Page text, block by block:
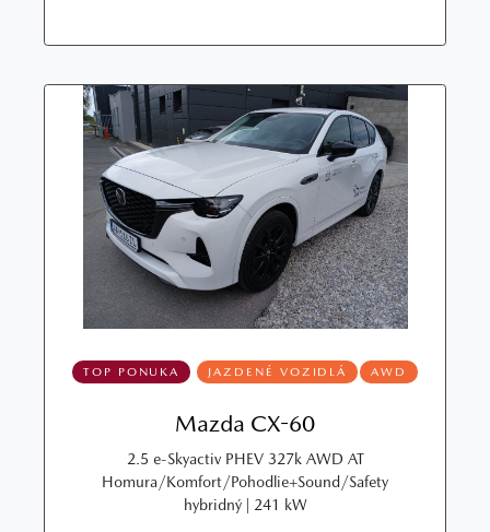
TOP PONUKA JAZDENÉ VOZIDLÁ AWD
Mazda CX-60
2.5 e-Skyactiv PHEV 327k AWD AT
Homura/Komfort/Pohodlie+Sound/Safety
hybridný | 241 kW